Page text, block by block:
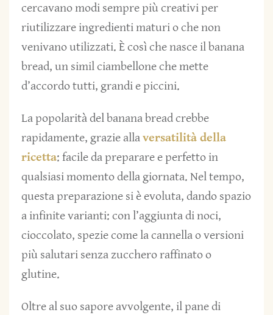
cercavano modi sempre più creativi per
riutilizzare ingredienti maturi o che non
venivano utilizzati. È così che nasce il banana
bread, un simil ciambellone che mette
d’accordo tutti, grandi e piccini.
La popolarità del banana bread crebbe
rapidamente, grazie allaversatilità della
ricetta: facile da preparare e perfetto in
qualsiasi momento della giornata. Nel tempo,
questa preparazione si è evoluta, dando spazio
a infinite varianti: con l’aggiunta di noci,
cioccolato, spezie come la cannella o versioni
più salutari senza zucchero raffinato o
glutine.
Oltre al suo sapore avvolgente, il pane di